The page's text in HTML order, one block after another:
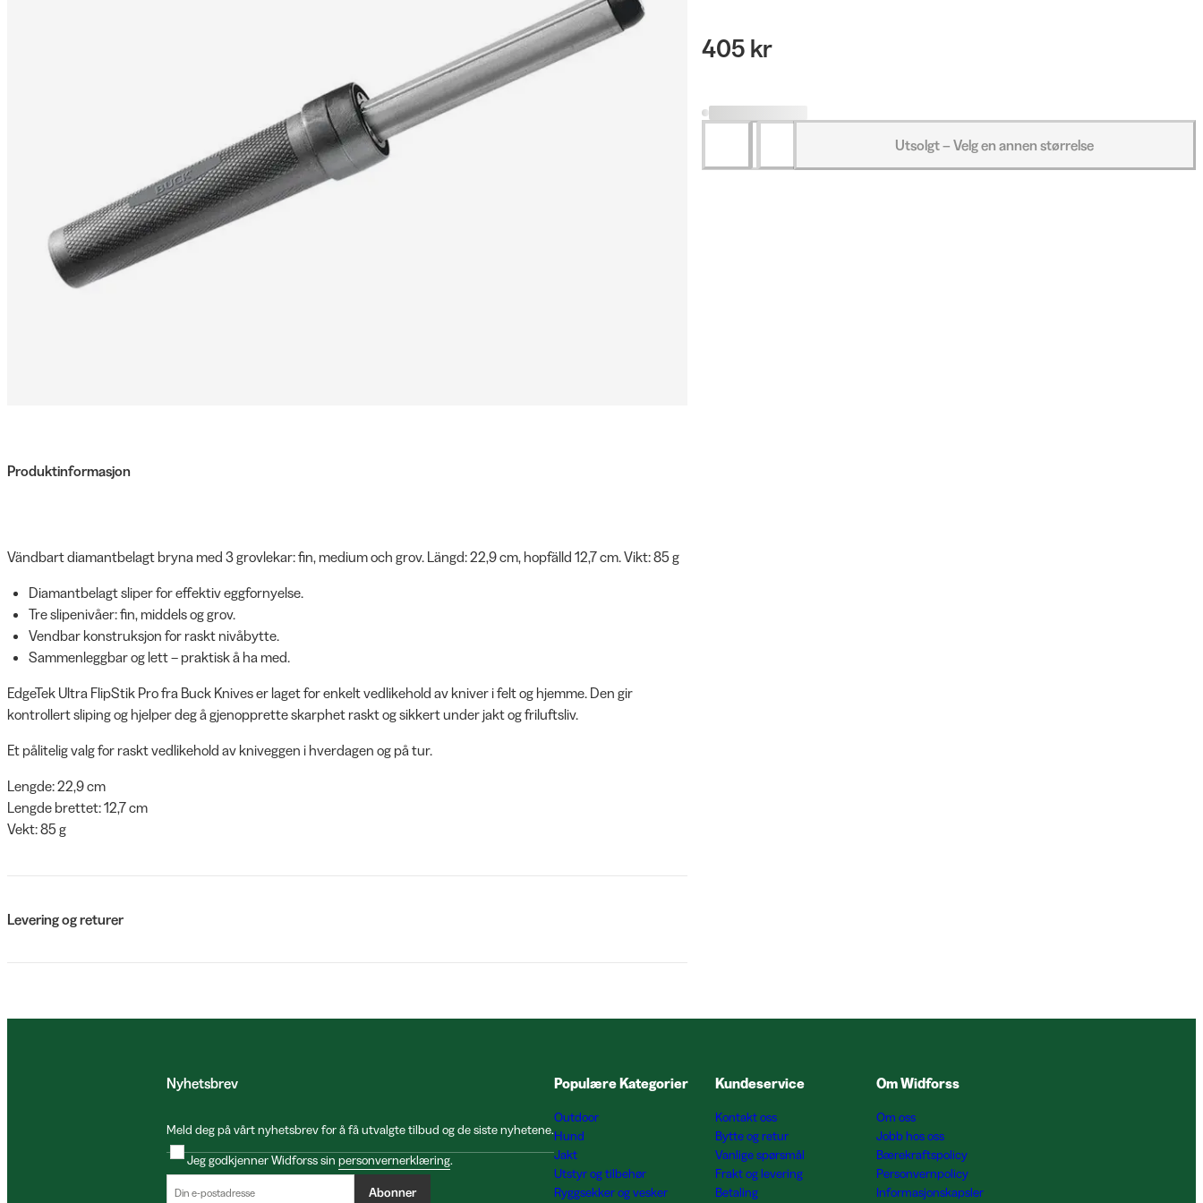
Produktinformasjon
Vändbart diamantbelagt bryna med 3 grovlekar: fin, medium och grov. Längd: 22,9 cm, hopfälld 12,7 cm. Vikt: 85 g
Diamantbelagt sliper for effektiv eggfornyelse.
Tre slipenivåer: fin, middels og grov.
Vendbar konstruksjon for raskt nivåbytte.
Sammenleggbar og lett – praktisk å ha med.
EdgeTek Ultra FlipStik Pro fra Buck Knives er laget for enkelt vedlikehold av kniver i felt og hjemme. Den gir
kontrollert sliping og hjelper deg å gjenopprette skarphet raskt og sikkert under jakt og friluftsliv.
Et pålitelig valg for raskt vedlikehold av kniveggen i hverdagen og på tur.
Lengde: 22,9 cm
Lengde brettet: 12,7 cm
Vekt: 85 g
Levering og returer
405 kr
Utsolgt – Velg en annen størrelse
Nyhetsbrev
Meld deg på vårt nyhetsbrev for å få utvalgte tilbud og de siste nyhetene.
Jeg godkjenner Widforss sin personvernerklæring.
Abonner
Populære Kategorier
Outdoor
Hund
Jakt
Utstyr og tilbehør
Ryggsekker og vesker
Kundeservice
Kontakt oss
Bytte og retur
Vanlige spørsmål
Frakt og levering
Betaling
Om Widforss
Om oss
Jobb hos oss
Bærekraftspolicy
Personvernpolicy
Informasjonskapsler